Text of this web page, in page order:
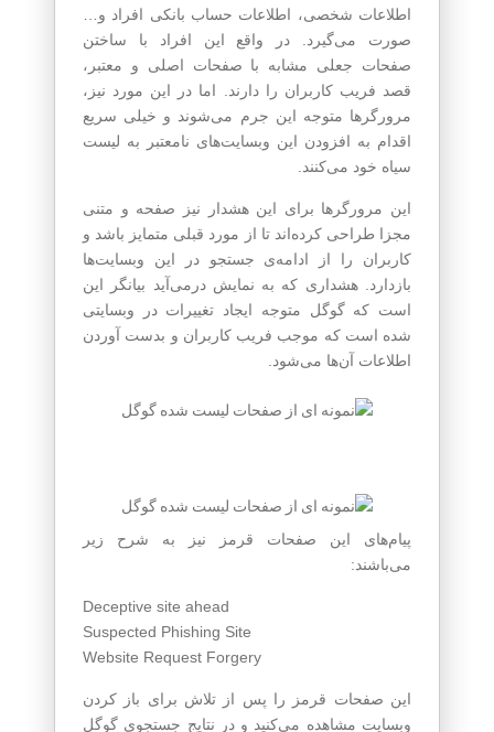
اطلاعات شخصی، اطلاعات حساب بانکی افراد و…
صورت می‌گیرد. در واقع این افراد با ساختن
صفحات جعلی مشابه با صفحات اصلی و معتبر،
قصد فریب کاربران را دارند. اما در این مورد نیز،
مرورگرها متوجه این جرم می‌شوند و خیلی سریع
اقدام به افزودن این وبسایت‌های نامعتبر به لیست
سیاه خود می‌کنند.
این مرورگرها برای این هشدار نیز صفحه و متنی
مجزا طراحی کرده‌اند تا از مورد قبلی متمایز باشد و
کاربران را از ادامه‌ی جستجو در این وبسایت‌ها
بازدارد. هشداری که به نمایش درمی‌آید بیانگر این
است که گوگل متوجه ایجاد تغییرات در وبسایتی
شده است که موجب فریب کاربران و بدست آوردن
اطلاعات آن‌ها می‌شود.
پیام‌های این صفحات قرمز نیز به شرح زیر
می‌باشند:
Deceptive site ahead
Suspected Phishing Site
Website Request Forgery
این صفحات قرمز را پس از تلاش برای باز کردن
وبسایت مشاهده می‌کنید و در نتایج جستجوی گوگل